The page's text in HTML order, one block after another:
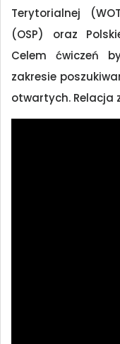
Terytorialnej
(OSP) oraz
Celem ćwiczeń
zakresie
otwartych. Relacja